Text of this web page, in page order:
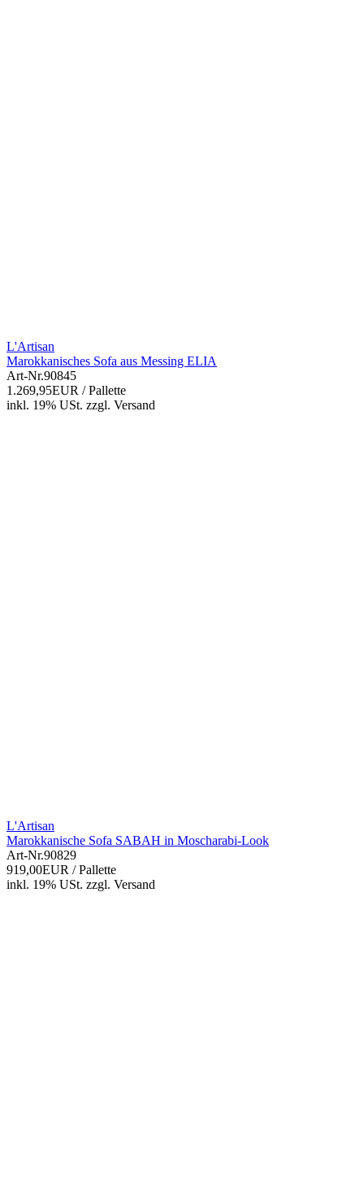
L'Artisan
Marokkanisches Sofa aus Messing ELIA
Art-Nr.90845
1.269,95EUR / Pallette
inkl. 19% USt. zzgl. Versand
L'Artisan
Marokkanische Sofa SABAH in Moscharabi-Look
Art-Nr.90829
919,00EUR / Pallette
inkl. 19% USt. zzgl. Versand